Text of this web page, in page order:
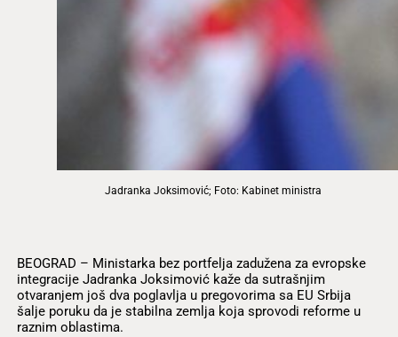
Jadranka Joksimović; Foto: Kabinet ministra
BEOGRAD – Ministarka bez portfelja zadužena za evropske
integracije Jadranka Joksimović kaže da sutrašnjim
otvaranjem još dva poglavlja u pregovorima sa EU Srbija
šalje poruku da je stabilna zemlja koja sprovodi reforme u
raznim oblastima.